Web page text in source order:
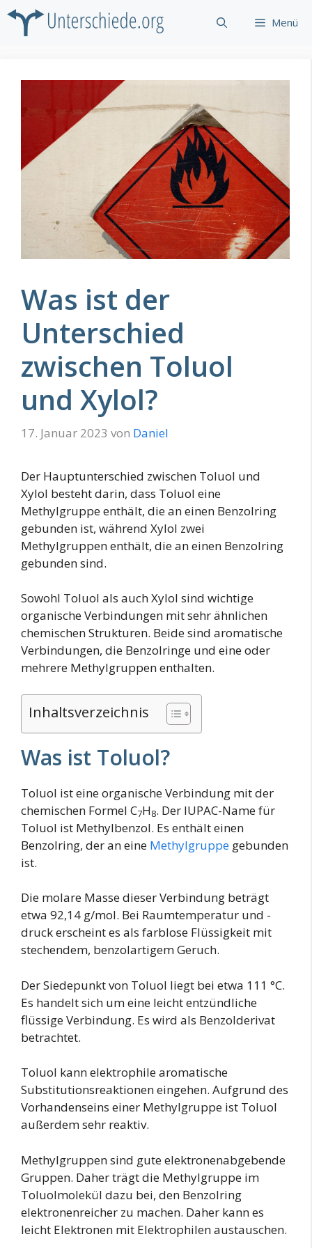
Zum
Inhalt
Menü
Was ist der
Unterschied
zwischen Toluol
und Xylol?
17. Januar 2023 von Daniel
Der Hauptunterschied zwischen Toluol und
Xylol besteht darin, dass Toluol eine
Methylgruppe enthält, die an einen Benzolring
gebunden ist, während Xylol zwei
Methylgruppen enthält, die an einen Benzolring
gebunden sind.
Sowohl Toluol als auch Xylol sind wichtige
organische Verbindungen mit sehr ähnlichen
chemischen Strukturen. Beide sind aromatische
Verbindungen, die Benzolringe und eine oder
mehrere Methylgruppen enthalten.
Inhaltsverzeichnis
Was ist Toluol?
Toluol ist eine organische Verbindung mit der
chemischen Formel C7H8. Der IUPAC-Name für
Toluol ist Methylbenzol. Es enthält einen
Benzolring, der an eine Methylgruppe gebunden
ist.
Die molare Masse dieser Verbindung beträgt
etwa 92,14 g/mol. Bei Raumtemperatur und -
druck erscheint es als farblose Flüssigkeit mit
stechendem, benzolartigem Geruch.
Der Siedepunkt von Toluol liegt bei etwa 111 °C.
Es handelt sich um eine leicht entzündliche
flüssige Verbindung. Es wird als Benzolderivat
betrachtet.
Toluol kann elektrophile aromatische
Substitutionsreaktionen eingehen. Aufgrund des
Vorhandenseins einer Methylgruppe ist Toluol
außerdem sehr reaktiv.
Methylgruppen sind gute elektronenabgebende
Gruppen. Daher trägt die Methylgruppe im
Toluolmolekül dazu bei, den Benzolring
elektronenreicher zu machen. Daher kann es
leicht Elektronen mit Elektrophilen austauschen.